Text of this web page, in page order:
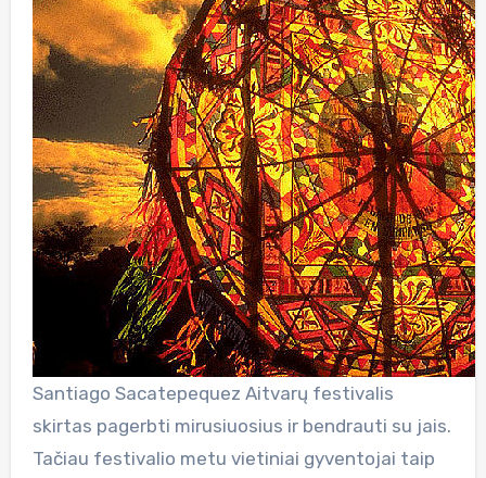
Santiago Sacatepequez Aitvarų festivalis
skirtas pagerbti mirusiuosius ir bendrauti su jais.
Tačiau festivalio metu vietiniai gyventojai taip